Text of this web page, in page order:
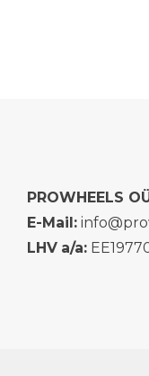
PROWHEELS
E-Mail:
LHV a/a: